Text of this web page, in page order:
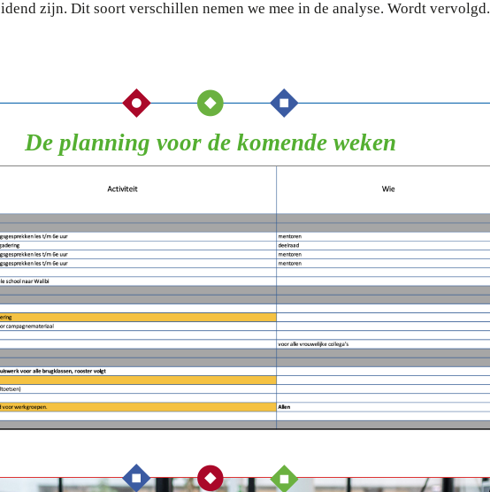
zijn. Dit soort verschillen nemen we mee in de analyse. Wordt vervolgd.
De planning voor de komende weken